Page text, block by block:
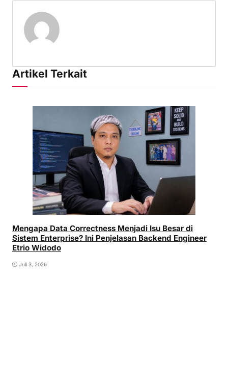
Artikel Terkait
Mengapa Data Correctness Menjadi Isu Besar di
Sistem Enterprise? Ini Penjelasan Backend Engineer
Etrio Widodo
Juli 3, 2026